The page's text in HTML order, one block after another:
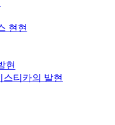
현현
현
티카의 발현